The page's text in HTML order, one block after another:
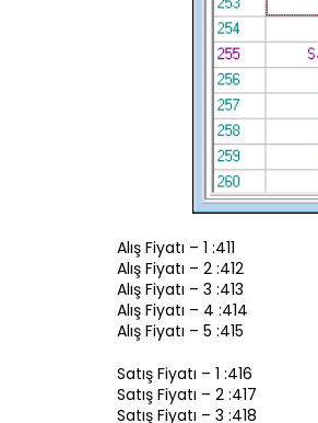
Alış Fiyatı – 1 :411
Alış Fiyatı – 2 :412
Alış Fiyatı – 3 :413
Alış Fiyatı – 4 :414
Alış Fiyatı – 5 :415
Satış Fiyatı – 1 :416
Satış Fiyatı – 2 :417
Satış Fiyatı – 3 :418